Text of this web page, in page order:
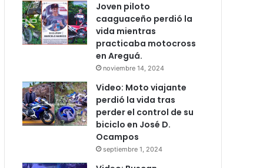
Joven piloto
caaguaceño perdió la
vida mientras
practicaba motocross
en Areguá.
noviembre 14, 2024
Video: Moto viajante
perdió la vida tras
perder el control de su
biciclo en José D.
Ocampos
septiembre 1, 2024